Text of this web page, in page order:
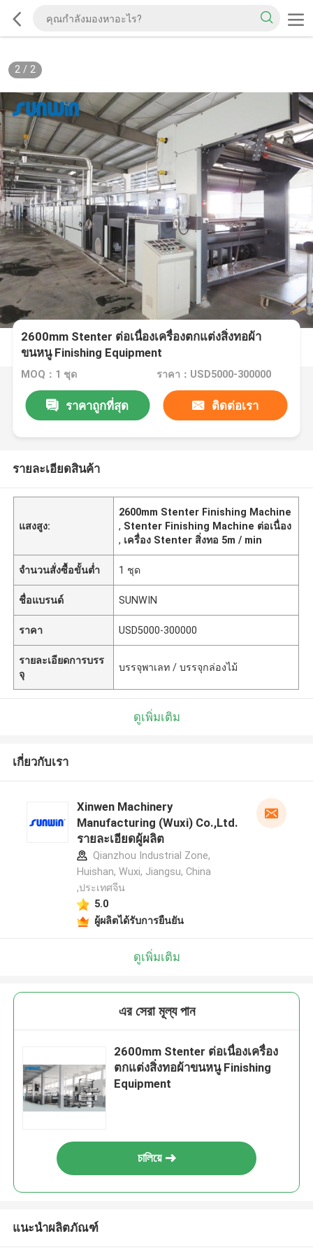
2/ 2
2600mm Stenter ต่อเนื่องเครื่องตกแต่งสิ่งทอผ้า
ขนหนู Finishing Equipment
MOQ：1 ชุด ราคา：USD5000-300000
ราคาถูกที่สุด ติดต่อเรา
รายละเอียดสินค้า
แสงสูง:
2600mm Stenter Finishing Machine
, Stenter Finishing Machine ต่อเนื่อง
, เครื่อง Stenter สิ่งทอ 5m / min
จำนวนสั่งซื้อขั้นต่ำ 1 ชุด
ชื่อแบรนด์ SUNWIN
ราคา USD5000-300000
รายละเอียดการบรร
จุ
บรรจุพาเลท / บรรจุกล่องไม้
ดูเพิ่มเติม
เกี่ยวกับเรา
Xinwen Machinery
Manufacturing (Wuxi) Co.,Ltd.
รายละเอียดผู้ผลิต
Qianzhou Industrial Zone,
Huishan, Wuxi, Jiangsu, China
,ประเทศจีน
5.0
ผู้ผลิตได้รับการยืนยัน
ดูเพิ่มเติม
এর সেরা মূল্য পান
2600mm Stenter ต่อเนื่องเครื่อง
ตกแต่งสิ่งทอผ้าขนหนู Finishing
Equipment
চালিয়ে
แนะนำผลิตภัณฑ์